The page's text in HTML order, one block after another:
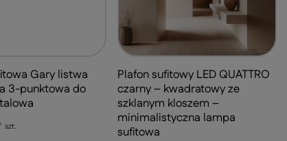
Gary listwa
3-punktowa do
szt.
Plafon sufitowy LED QUATTRO
czarny – kwadratowy ze
szklanym kloszem –
minimalistyczna lampa
sufitowa